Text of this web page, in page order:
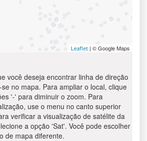
Leaflet | © Google Maps
você deseja encontrar linha de direção
no mapa. Para ampliar o local, clique
'-' para diminuir o zoom. Para
use o menu no canto superior
verificar a visualização de satélite da
a opção 'Sat'. Você pode escolher
de mapa diferente.